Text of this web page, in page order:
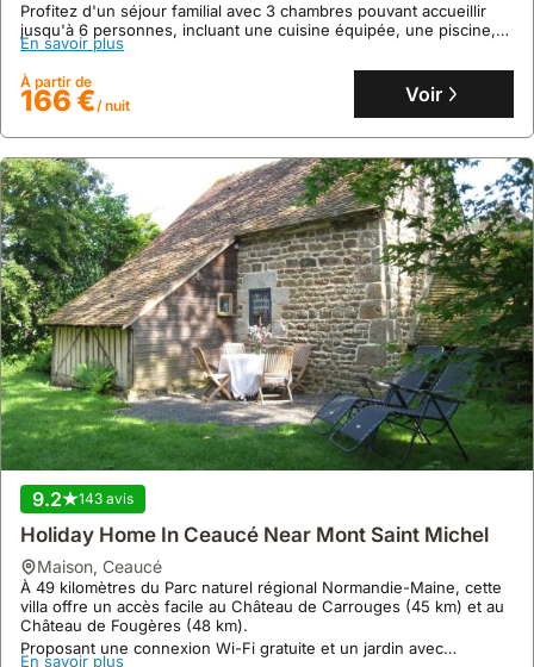
Profitez d'un séjour familial avec 3 chambres pouvant accueillir
jusqu'à 6 personnes, incluant une cuisine équipée, une piscine,
un jacuzzi et un jardin, parfait pour une location de vacances
En savoir plus
À partir de
166 €/ nuit Voir
9.2 143 avis
Holiday Home In Ceaucé Near Mont Saint Michel
maison, Ceaucé
À 49 kilomètres du Parc naturel régional Normandie-Maine, cette
villa offre un accès facile au Château de Carrouges (45 km) et au
Château de Fougères (48 km).
Proposant une connexion Wi-Fi gratuite et un jardin avec
En savoir plus